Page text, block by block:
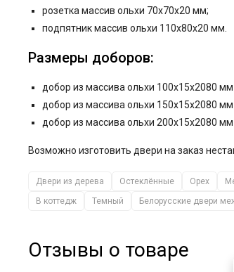
розетка массив ольхи 70x70x20 мм;
подпятник массив ольхи 110x80x20 мм.
Размеры доборов:
добор из массива ольхи 100x15x2080 мм
добор из массива ольхи 150x15x2080 мм
добор из массива ольхи 200x15x2080 мм
Возможно изготовить двери на заказ
Двери из дерева Остеклённые Орех
В коттедж
Темный Белорусские двери
Отзывы о товаре